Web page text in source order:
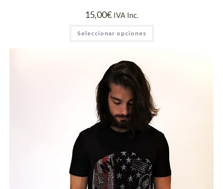
15,00€ IVA Inc.
Seleccionar opciones